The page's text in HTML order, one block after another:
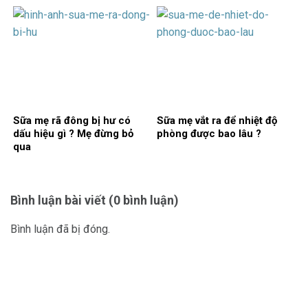
Sữa mẹ rã đông bị hư có
dấu hiệu gì ? Mẹ đừng bỏ
qua
Sữa mẹ vắt ra để nhiệt độ
phòng được bao lâu ?
Bình luận bài viết (0 bình luận)
Bình luận đã bị đóng.